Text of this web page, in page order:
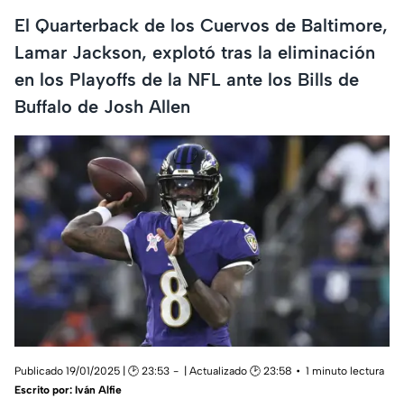
El Quarterback de los Cuervos de Baltimore,
Lamar Jackson, explotó tras la eliminación
en los Playoffs de la NFL ante los Bills de
Buffalo de Josh Allen
Publicado 19/01/2025 | 🕑 23:53 | Actualizado 🕑 23:58
1 minuto lectura
Escrito por: Iván Alfie